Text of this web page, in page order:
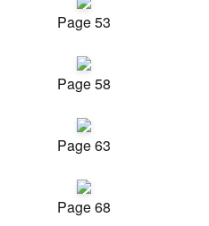
Page 53
Page 58
Page 63
Page 68